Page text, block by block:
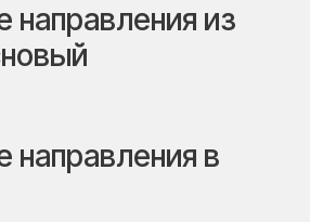
направления из
направления в